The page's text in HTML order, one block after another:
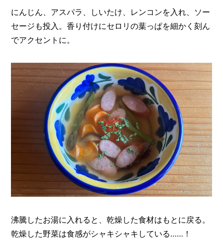
にんじん、アスパラ、しいたけ、レンコンを入れ、ソー
セージも投入。香り付けにセロリの葉っぱを細かく刻ん
でアクセントに。
沸騰したお湯に入れると、乾燥した食材はもとに戻る。
乾燥した野菜は食感がシャキシャキしている……！